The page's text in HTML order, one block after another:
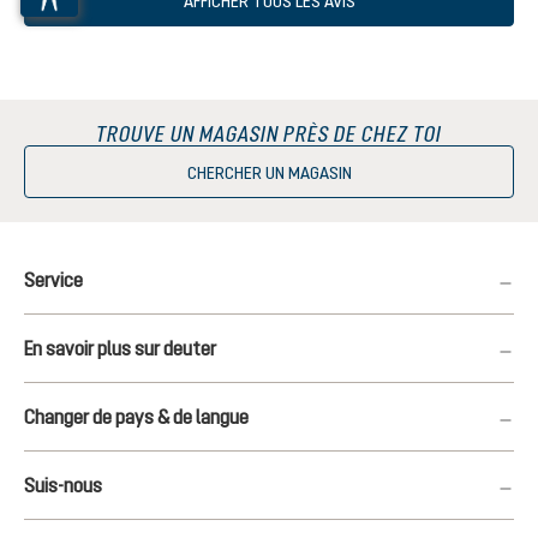
TROUVE UN MAGASIN PRÈS DE CHEZ TOI
CHERCHER UN MAGASIN
Service
En savoir plus sur deuter
Changer de pays & de langue
Suis-nous